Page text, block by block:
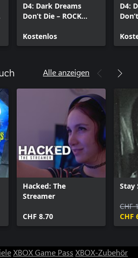
D4: Dark Dreams
Don’t Die – ROCK
Kostenlos
D4:
Alle anzeigen
Hacked: The
Streamer
CHF 8.70
Stay
CHF
CHF
XBOX Game Pass XBOX-Zubehör